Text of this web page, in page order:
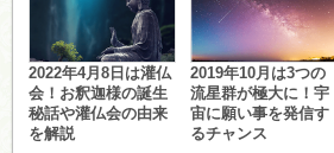
2022年4月8日は灌仏
会！お釈迦様の誕生
秘話や灌仏会の由来
を解説
2019年10月は3つの
流星群が極大に！宇
宙に願い事を発信す
るチャンス